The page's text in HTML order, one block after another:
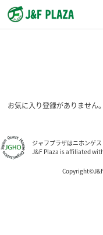
お気に入り登録がありません。
ジャフプラザはニホンゲ
J&F Plaza is affiliated